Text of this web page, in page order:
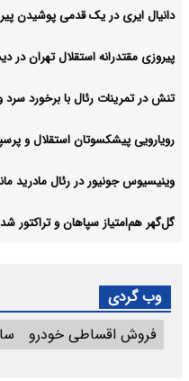
دانیال ایری در یک قدمی پوشیدن
پیروزی مقتدرانه استقلال تهران در دیدار دوستانه،
تنش در تمرینات رئال با برخورد سرد
رویارویی پیشکسوتان استقلال و
وینیسیوس جونیور در رئال مادرید
گل‌گهر هم‌امتیاز سپاهان و تراکتور شد
وب گردی
فروش اقساطی خودرو